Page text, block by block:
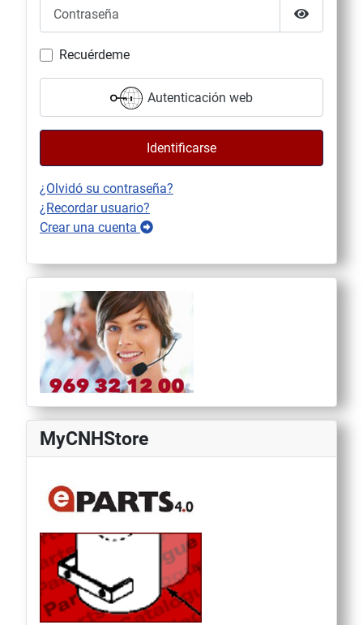
Mostrar
Recuérdeme
Autenticación web
Identificarse
¿Olvidó su contraseña?
¿Recordar usuario?
Crear una cuenta
MyCNHStore